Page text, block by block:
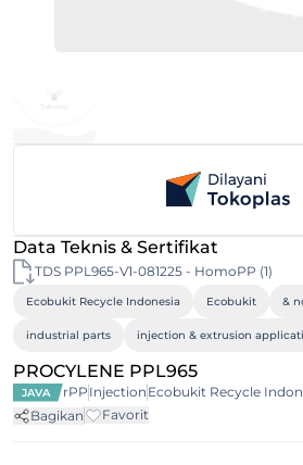
Data Teknis & Sertifikat
TDS PPL965-V1-081225 - HomoPP (1)
Ecobukit Recycle Indonesia Ecobukit &
industrial parts injection & extrusion
PROCYLENE PPL965
JAVA rPP Injection Ecobukit Recycle
Bagikan
Favorit